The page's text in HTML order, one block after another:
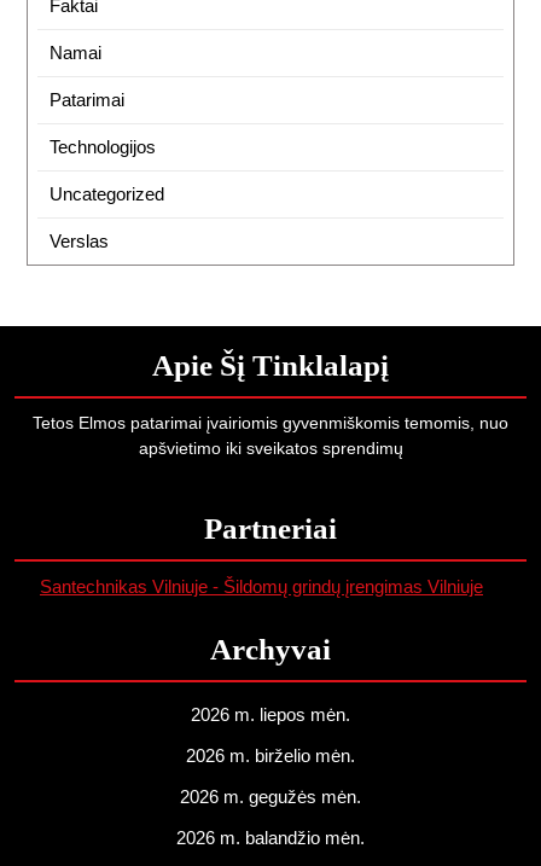
Faktai
Namai
Patarimai
Technologijos
Uncategorized
Verslas
Apie Šį Tinklalapį
Tetos Elmos patarimai įvairiomis gyvenmiškomis temomis, nuo
apšvietimo iki sveikatos sprendimų
Partneriai
Santechnikas Vilniuje - Šildomų grindų įrengimas Vilniuje
Archyvai
2026 m. liepos mėn.
2026 m. birželio mėn.
2026 m. gegužės mėn.
2026 m. balandžio mėn.